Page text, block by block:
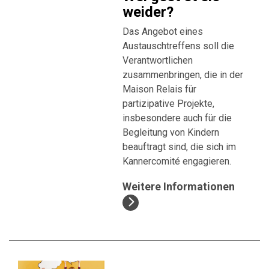
weider?
Das Angebot eines
Austauschtreffens soll die
Verantwortlichen
zusammenbringen, die in der
Maison Relais für
partizipative Projekte,
insbesondere auch für die
Begleitung von Kindern
beauftragt sind, die sich im
Kannercomité engagieren.
Weitere Informationen